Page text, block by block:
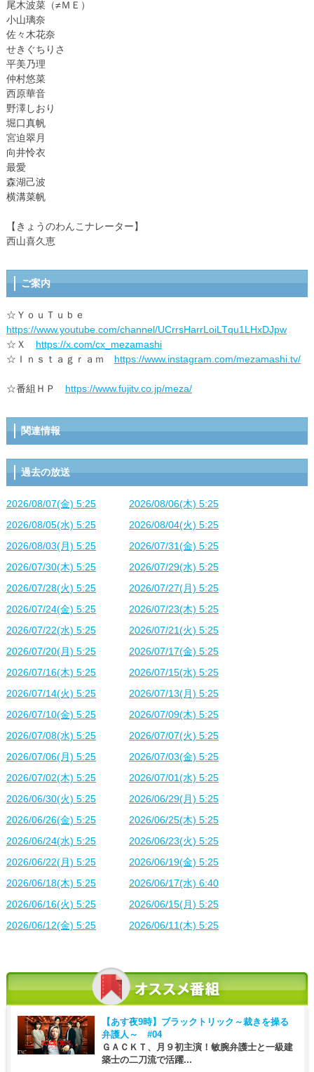
尾木波菜（≠ＭＥ）
小山璃奈
佐々木花奈
せきぐちりさ
平美乃理
仲村悠菜
西原華音
野澤しおり
堀口真帆
宮迫翠月
向井怜衣
最愛
森湖己波
横溝菜帆
【きょうのわんこナレーター】
西山喜久恵
ご案内
☆ＹｏｕＴｕｂｅ
https://www.youtube.com/channel/UCrrsHarrLoiLTqu1LHxDJpw
☆Ｘ https://x.com/cx_mezamashi
☆Ｉｎｓｔａｇｒａｍ https://www.instagram.com/mezamashi.tv/
☆番組ＨＰ https://www.fujitv.co.jp/meza/
関連情報
過去の放送
2026/08/07(金) 5:25
2026/08/06(木) 5:25
2026/08/05(水) 5:25
2026/08/04(火) 5:25
2026/08/03(月) 5:25
2026/07/31(金) 5:25
2026/07/30(木) 5:25
2026/07/29(水) 5:25
2026/07/28(火) 5:25
2026/07/27(月) 5:25
2026/07/24(金) 5:25
2026/07/23(木) 5:25
2026/07/22(水) 5:25
2026/07/21(火) 5:25
2026/07/20(月) 5:25
2026/07/17(金) 5:25
2026/07/16(木) 5:25
2026/07/15(水) 5:25
2026/07/14(火) 5:25
2026/07/13(月) 5:25
2026/07/10(金) 5:25
2026/07/09(木) 5:25
2026/07/08(水) 5:25
2026/07/07(火) 5:25
2026/07/06(月) 5:25
2026/07/03(金) 5:25
2026/07/02(木) 5:25
2026/07/01(水) 5:25
2026/06/30(火) 5:25
2026/06/29(月) 5:25
2026/06/26(金) 5:25
2026/06/25(木) 5:25
2026/06/24(水) 5:25
2026/06/23(火) 5:25
2026/06/22(月) 5:25
2026/06/19(金) 5:25
2026/06/18(木) 5:25
2026/06/17(水) 6:40
2026/06/16(火) 5:25
2026/06/15(月) 5:25
2026/06/12(金) 5:25
2026/06/11(木) 5:25
【あす夜9時】 ブラックトリック～裁きを操る
弁護人～ #04
ＧＡＣＫＴ、月９初主演！敏腕弁護士と一級建
築士の二刀流で活躍...